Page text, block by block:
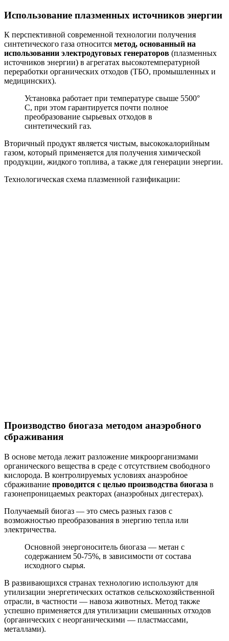
Использование плазменных источников энергии
К перспективной современной технологии получения
синтетического газа относится метод, основанный на
использовании электродуговых генераторов (плазменных
источников энергии) в агрегатах высокотемпературной
переработки органических отходов (ТБО, промышленных и
медицинских).
Установка работает при температуре свыше 5500°
С, при этом гарантируется почти полное
преобразование сырьевых отходов в
синтетический газ.
Вторичный продукт является чистым, высококалорийным
газом, который применяется для получения химической
продукции, жидкого топлива, а также для генерации энергии.
Технологическая схема плазменной газификации:
Производство биогаза методом анаэробного
сбраживания
В основе метода лежит разложение микроорганизмами
органического вещества в среде с отсутствием свободного
кислорода. В контролируемых условиях анаэробное
сбраживание проводится с целью производства биогаза в
газонепроницаемых реакторах (анаэробных дигестерах).
Получаемый биогаз — это смесь разных газов с
возможностью преобразования в энергию тепла или
электричества.
Основной энергоноситель биогаза — метан с
содержанием 50-75%, в зависимости от состава
исходного сырья.
В развивающихся странах технологию используют для
утилизации энергетических остатков сельскохозяйственной
отрасли, в частности — навоза животных. Метод также
успешно применяется для утилизации смешанных отходов
(органических с неорганическими — пластмассами,
металлами).